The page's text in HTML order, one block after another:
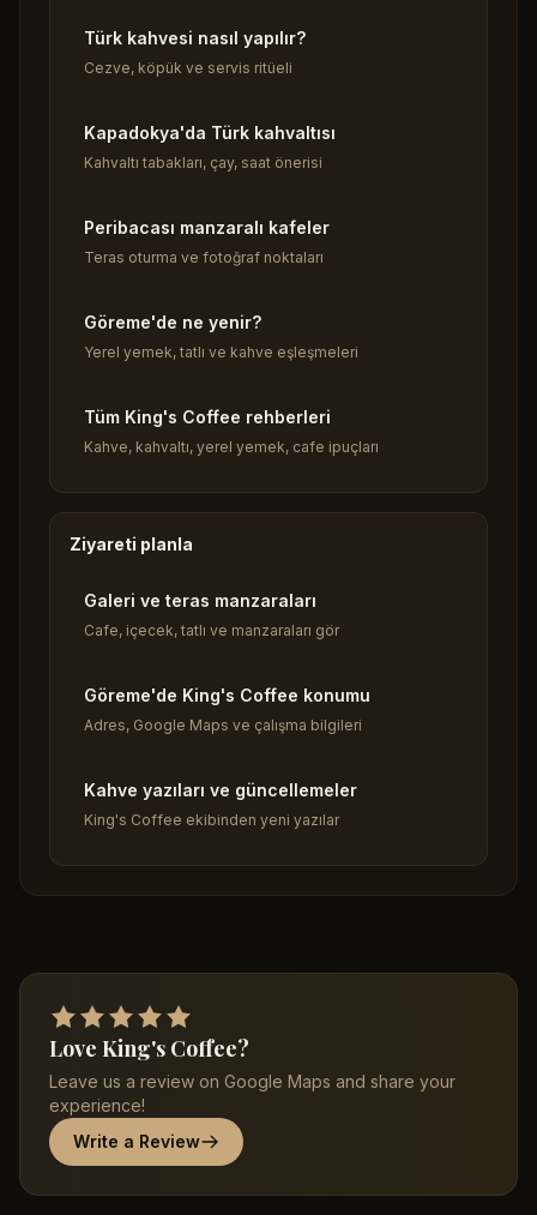
Türk kahvesi nasıl yapılır?
Cezve, köpük ve servis ritüeli
Kapadokya'da Türk kahvaltısı
Kahvaltı tabakları, çay, saat önerisi
Peribacası manzaralı kafeler
Teras oturma ve fotoğraf noktaları
Göreme'de ne yenir?
Yerel yemek, tatlı ve kahve eşleşmeleri
Tüm King's Coffee rehberleri
Kahve, kahvaltı, yerel yemek, cafe ipuçları
Ziyareti planla
Galeri ve teras manzaraları
Cafe, içecek, tatlı ve manzaraları gör
Göreme'de King's Coffee konumu
Adres, Google Maps ve çalışma bilgileri
Kahve yazıları ve güncellemeler
King's Coffee ekibinden yeni yazılar
Love King's Coffee?
Leave us a review on Google Maps and share your
experience!
Write a Review